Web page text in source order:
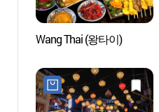
Wang Thai (왕타이)